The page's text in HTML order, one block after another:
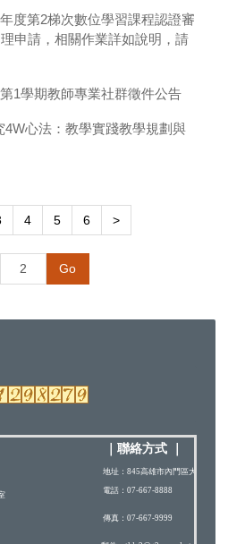
度第2梯次數位學習課程認證審
申請，相關作業詳如說明，請
1學期教師專業社群徵件公告
4W心法：教學實踐教學規劃與
4 5 6 >
Go
聯絡方式
地址：845高雄市內門區大學路200
電話：07-667-8888
傳真：07-667-9999